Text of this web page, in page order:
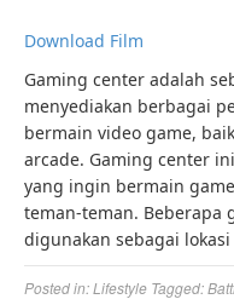
Download Film
Gaming center adalah
menyediakan berbagai
bermain video game,
arcade. Gaming center
yang ingin bermain
teman-teman. Beberapa
digunakan sebagai
Posted in:Lifestyle Tagged: